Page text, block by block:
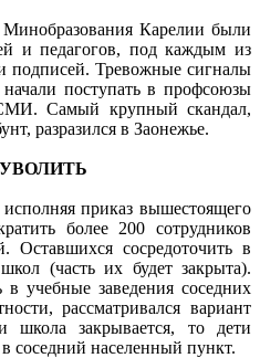
Минобразования Карелии были
и педагогов, под каждым из
подписей. Тревожные сигналы
поступать в профсоюзы
Самый крупный скандал,
разразился в Заонежье.
приказ вышестоящего
более 200 сотрудников
Оставшихся сосредоточить в
(часть их будет закрыта).
в учебные заведения соседних
рассматривался вариант
школа закрывается, то дети
соседний населенный пункт.